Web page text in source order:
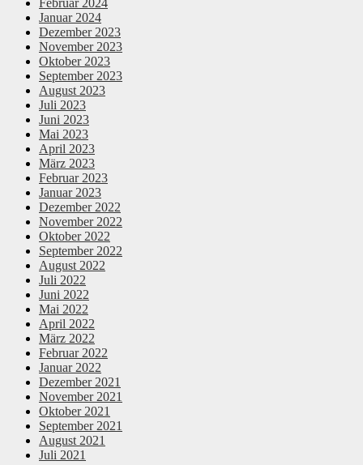
Februar 2024
Januar 2024
Dezember 2023
November 2023
Oktober 2023
September 2023
August 2023
Juli 2023
Juni 2023
Mai 2023
April 2023
März 2023
Februar 2023
Januar 2023
Dezember 2022
November 2022
Oktober 2022
September 2022
August 2022
Juli 2022
Juni 2022
Mai 2022
April 2022
März 2022
Februar 2022
Januar 2022
Dezember 2021
November 2021
Oktober 2021
September 2021
August 2021
Juli 2021